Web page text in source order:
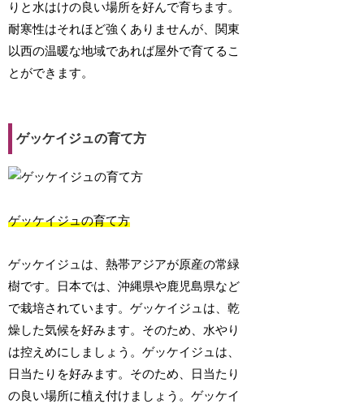
りと水はけの良い場所を好んで育ちます。
耐寒性はそれほど強くありませんが、関東
以西の温暖な地域であれば屋外で育てるこ
とができます。
ゲッケイジュの育て方
ゲッケイジュの育て方
ゲッケイジュは、熱帯アジアが原産の常緑
樹です。日本では、沖縄県や鹿児島県など
で栽培されています。ゲッケイジュは、乾
燥した気候を好みます。そのため、水やり
は控えめにしましょう。ゲッケイジュは、
日当たりを好みます。そのため、日当たり
の良い場所に植え付けましょう。ゲッケイ